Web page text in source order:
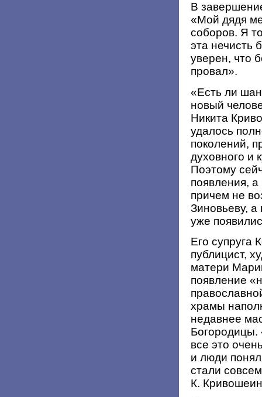
В
«Мой дядя
соборов. Я
эта нечисть
уверен, что
провал».
«Есть ли
новый
Никита
удалось
поколений,
духовного и
Поэтому
появления, а
причем не
Зиновьеву,
уже
Его супруга
публицист,
матери
появление
храмы
недавнее
Богородицы.
все это
и люди
стали
К.